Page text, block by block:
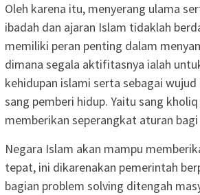
Oleh karena itu, menyerang ulama
ibadah dan ajaran Islam tidaklah
memiliki peran penting dalam
dimana segala aktifitasnya ialah
kehidupan islami serta sebagai
sang pemberi hidup. Yaitu sang
memberikan seperangkat aturan
Negara Islam akan mampu
tepat, ini dikarenakan pemerintah
bagian problem solving ditengah